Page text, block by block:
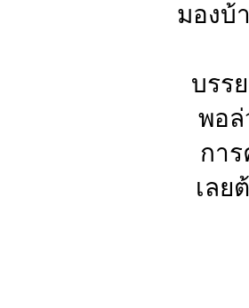
มองบ้
บรร
พอล่
กา
เลย